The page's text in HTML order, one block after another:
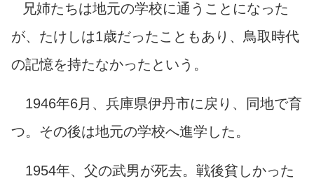
兄姉たちは地元の学校に通うことになった
が、たけしは1歳だったこともあり、鳥取時代
の記憶を持たなかったという。
1946年6月、兵庫県伊丹市に戻り、同地で育
つ。その後は地元の学校へ進学した。
1954年、父の武男が死去。戦後貧しかった